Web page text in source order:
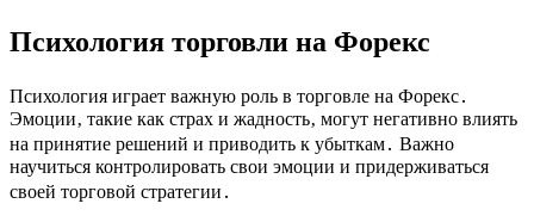
Психология торговли на Форекс
Психология играет важную роль в торговле на Форекс․
Эмоции‚ такие как страх и жадность‚ могут негативно влиять
на принятие решений и приводить к убыткам․ Важно
научиться контролировать свои эмоции и придерживаться
своей торговой стратегии․